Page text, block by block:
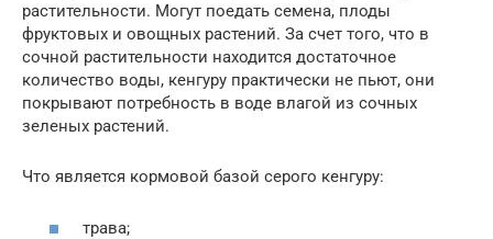
растительности. Могут поедать семена, плоды
фруктовых и овощных растений. За счет того, что в
сочной растительности находится достаточное
количество воды, кенгуру практически не пьют, они
покрывают потребность в воде влагой из сочных
зеленых растений.
Что является кормовой базой серого кенгуру:
трава;